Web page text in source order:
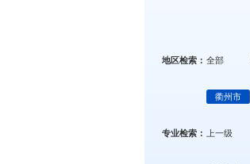
地区检索： 全部
衢州市
专业检索： 上一级